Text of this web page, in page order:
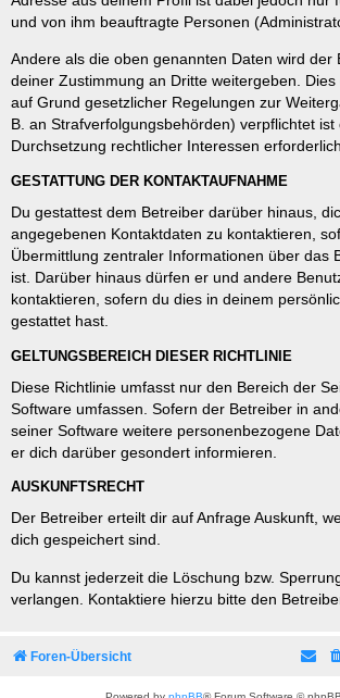
und von ihm beauftragte Personen
Andere als die oben genannten Daten wird der
deiner Zustimmung an Dritte weitergeben.
auf Grund gesetzlicher Regelungen zur
B. an Strafverfolgungsbehörden) verpflichtet
Durchsetzung rechtlicher Interessen
GESTATTUNG DER KONTAKTAUFNAHME
Du gestattest dem Betreiber darüber hinaus,
angegebenen Kontaktdaten zu kontaktieren,
Übermittlung zentraler Informationen über das
ist. Darüber hinaus dürfen er und andere
kontaktieren, sofern du dies in deinem
gestattet hast.
GELTUNGSBEREICH DIESER RICHTLINIE
Diese Richtlinie umfasst nur den Bereich der
Software umfassen. Sofern der Betreiber in
seiner Software weitere personenbezogene
er dich darüber gesondert informieren.
AUSKUNFTSRECHT
Der Betreiber erteilt dir auf Anfrage Auskunft,
dich gespeichert sind.
Du kannst jederzeit die Löschung bzw.
verlangen. Kontaktiere hierzu bitte den
Foren-Übersicht